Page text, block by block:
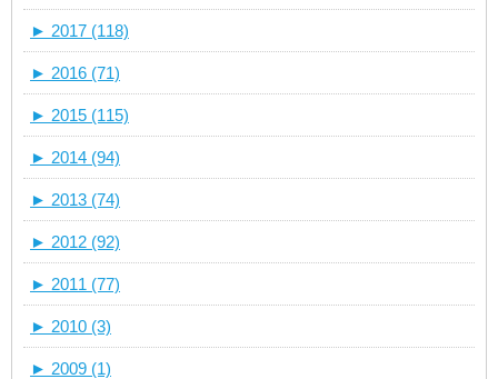
► 2017 (118)
► 2016 (71)
► 2015 (115)
► 2014 (94)
► 2013 (74)
► 2012 (92)
► 2011 (77)
► 2010 (3)
► 2009 (1)